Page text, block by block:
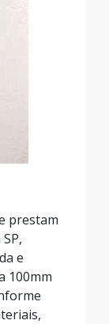
prestam
e
100mm